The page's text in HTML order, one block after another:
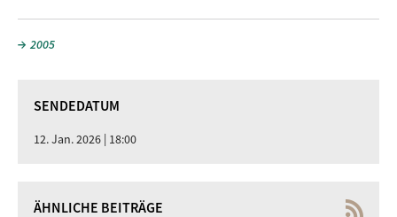
2005
SENDEDATUM
12. Jan. 2026 | 18:00
ÄHNLICHE BEITRÄGE